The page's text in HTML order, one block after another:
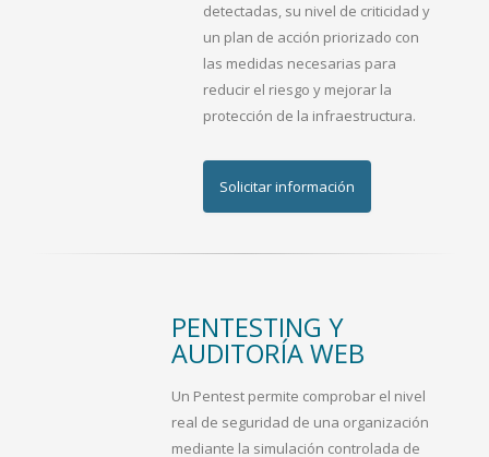
detectadas, su nivel de criticidad y
un plan de acción priorizado con
las medidas necesarias para
reducir el riesgo y mejorar la
protección de la infraestructura.
Solicitar información
PENTESTING Y
AUDITORÍA WEB
Un Pentest permite comprobar el nivel
real de seguridad de una organización
mediante la simulación controlada de